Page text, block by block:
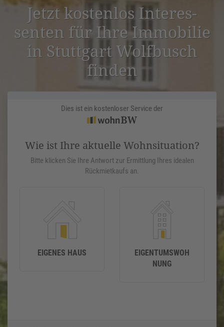
Jetzt kostenlos Inter­es­
senten für Ihre Immobilie
in Stuttgart Wolfbusch
finden
Dies ist ein kostenloser Service der
Wie ist Ihre aktuelle Wohnsituation?
Bitte klicken Sie Ihre Antwort zur Ermittlung Ihres idealen
Rückmietkaufs an.
EIGENES HAUS
EIGENTUMSWOH
NUNG